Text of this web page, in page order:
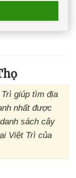
giúp tìm địa
nhất được
sách cây
Việt Trì của